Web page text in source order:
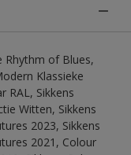
Rhythm of Blues,
Klassieke
RAL, Sikkens
Witten, Sikkens
2023, Sikkens
2021, Colour